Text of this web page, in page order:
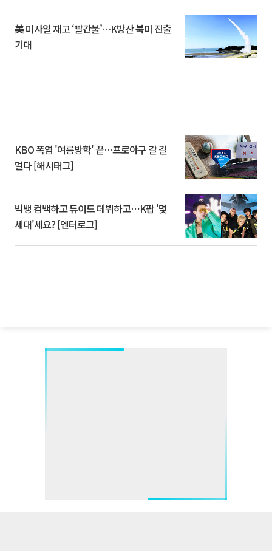
美 미사일 재고 ‘빨간불’…K방산 북미 진출
기대
KBO 폭염 '여름방학' 끝…프로야구 갈 길
멀다 [해시태그]
빅뱅 컴백하고 튜이드 데뷔하고⋯K팝 '몇
세대'세요? [엔터로그]